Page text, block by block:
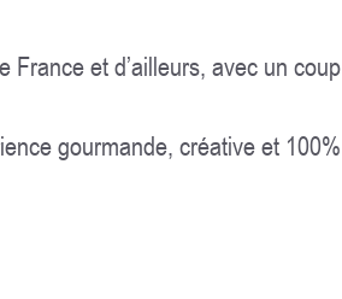
France et d’ailleurs, avec un coup
gourmande, créative et 100%